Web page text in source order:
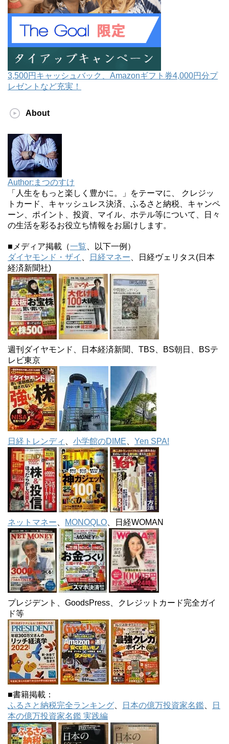
3,500円キャッシュバック、Amazonギフト券4,000円分プ
レゼントなど充実！
About
Author:まつのすけ
「人生をもっと楽しく豊かに。」をテーマに、 クレジッ
トカード、キャッシュレス決済、ふるさと納税、キャンペ
ーン、ポイント、投資、マイル、ホテル等について、日々
の生活を彩るお役立ち情報をお届けします。
■メディア掲載（一覧 、以下一例）
ダイヤモンド・ザイ
日経マネー 、日経ヴェリタス(日本
経済新聞社)
週刊ダイヤモンド、日本経済新聞、TBS、BS朝日、BSテ
レビ東京
日経トレンディ 小学館のDIME Yen SPA!
ネットマネー MONOQLO 、日経WOMAN
プレジデント、GoodsPress、クレジットカード完全ガイ
ド等
■書籍掲載：
ふるさと納税完全ランキング
日本の億万投資家名鑑
日
本の億万投資家名鑑 実践編